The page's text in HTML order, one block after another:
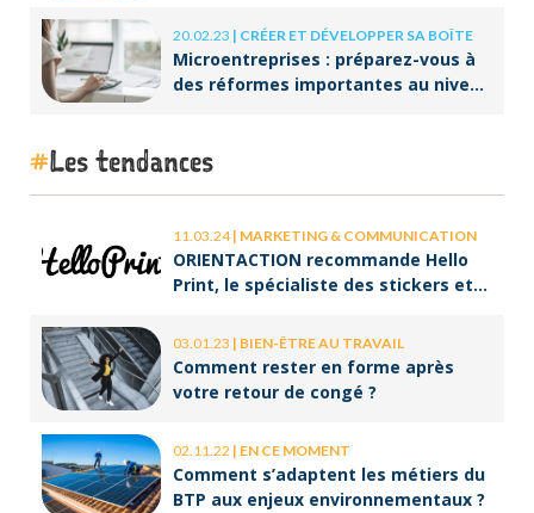
20.02.23 | CRÉER ET DÉVELOPPER SA BOÎTE
Microentreprises : préparez-vous à
des réformes importantes au niveau
Les tendances
11.03.24| MARKETING & COMMUNICATION
ORIENTACTION recommande Hello
Print, le spécialiste des stickers et
03.01.23 | BIEN-ÊTRE AU TRAVAIL
Comment rester en forme après
votre retour de congé ?
02.11.22 | EN CE MOMENT
Comment s’adaptent les métiers du
BTP aux enjeux environnementaux ?